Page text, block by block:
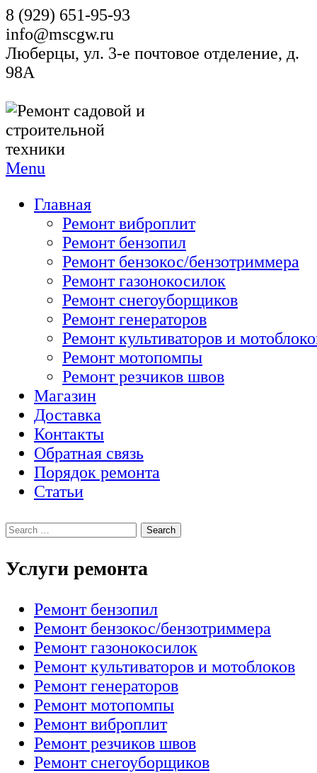
8 (929) 651-95-93
info@mscgw.ru
Люберцы, ул. 3-е почтовое отделение, д.
98А
Menu
Главная
Ремонт виброплит
Ремонт бензопил
Ремонт бензокос/бензотриммера
Ремонт газонокосилок
Ремонт снегоуборщиков
Ремонт генераторов
Ремонт культиваторов и
Ремонт мотопомпы
Ремонт резчиков швов
Магазин
Доставка
Контакты
Обратная связь
Порядок ремонта
Статьи
Услуги ремонта
Ремонт бензопил
Ремонт бензокос/бензотриммера
Ремонт газонокосилок
Ремонт культиваторов и мотоблоков
Ремонт генераторов
Ремонт мотопомпы
Ремонт виброплит
Ремонт резчиков швов
Ремонт снегоуборщиков